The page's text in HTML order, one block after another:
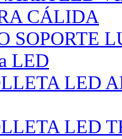
CÁLIDA
SOPORTE
LED
LED
LED